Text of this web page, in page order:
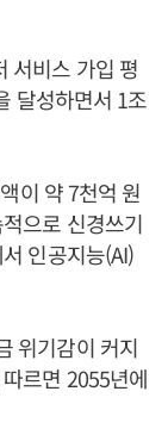
서비스 가입 평
달성하면서 1조
이 약 7천억 원
으로 신경쓰기
인공지능(AI)
위기감이 커지
르면 2055년에